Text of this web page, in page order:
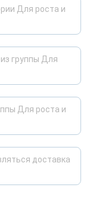
Для роста и
группы Для
Для роста и
доставка